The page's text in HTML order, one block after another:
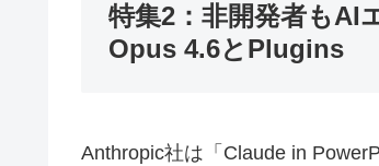
特集2：非開発者もAI
Opus 4.6とPlugins
Anthropic社は「Claude in